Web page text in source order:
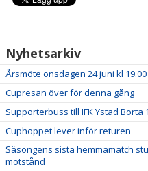
Nyhetsarkiv
Årsmöte onsdagen 24 juni kl
Cupresan över för denna gång
Supporterbuss till IFK Ystad Borta
Cuphoppet lever inför returen
Säsongens sista hemmamatch
motstånd